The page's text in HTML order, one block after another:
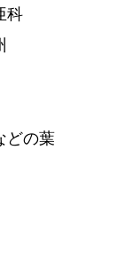
科
どの葉